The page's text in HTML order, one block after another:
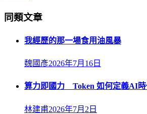
同類文章
我經歷的那一場食用油風暴
魏國彥2026年7月16日
算力即國力 Token 如何定義AI時
林建甫2026年7月2日